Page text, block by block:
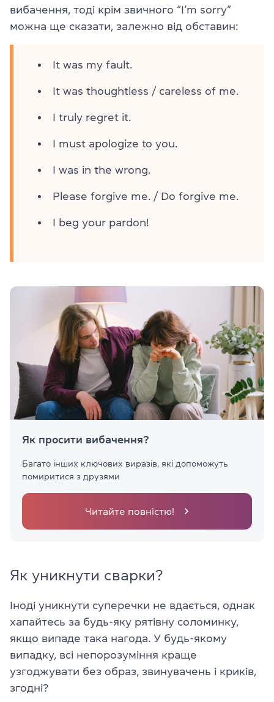
вибачення, тоді крім звичного “I’m sorry”
можна ще сказати, залежно від обставин:
It was my fault.
It was thoughtless / careless of me.
I truly regret it.
I must apologize to you.
I was in the wrong.
Please forgive me. / Do forgive me.
I beg your pardon!
Як просити вибачення?
Багато інших ключових виразів, які допоможуть
помиритися з друзями
Читайте повністю!
Як уникнути сварки?
Іноді уникнути суперечки не вдається, однак
хапайтесь за будь-яку рятівну соломинку,
якщо випаде така нагода. У будь-якому
випадку, всі непорозуміння краще
узгоджувати без образ, звинувачень і криків,
згодні?